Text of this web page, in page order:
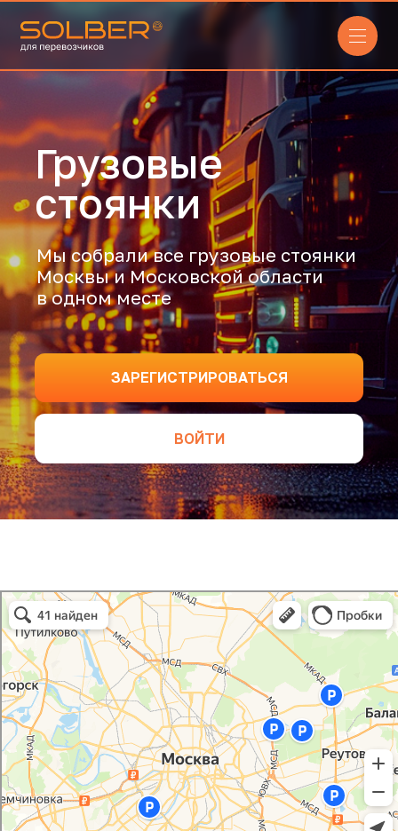
Мы собрали все грузовые стоянки
Москвы и Московской области
в одном месте
Грузовые
стоянки
ВОЙТИ
ЗАРЕГИСТРИРОВАТЬСЯ